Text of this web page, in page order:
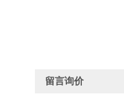
留言询价